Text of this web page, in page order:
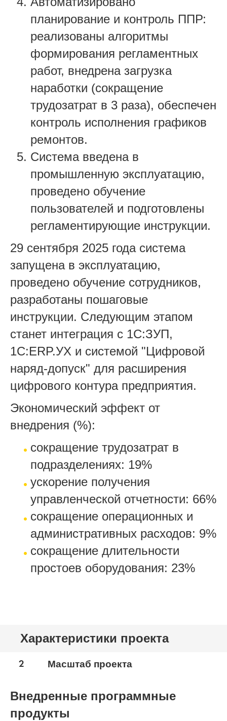
планирование и контроль ППР:
реализованы алгоритмы
формирования регламентных
работ, внедрена загрузка
наработки (сокращение
трудозатрат в 3 раза), обеспечен
контроль исполнения графиков
ремонтов.
Система введена в
промышленную эксплуатацию,
проведено обучение
пользователей и подготовлены
регламентирующие инструкции.
29 сентября 2025 года система
запущена в эксплуатацию,
проведено обучение сотрудников,
разработаны пошаговые
инструкции. Следующим этапом
станет интеграция с 1С:ЗУП,
1С:ERP.УХ и системой "Цифровой
наряд-допуск" для расширения
цифрового контура предприятия.
Экономический эффект от
внедрения (%):
сокращение трудозатрат в
подразделениях: 19%
ускорение получения
управленческой отчетности: 66%
сокращение операционных и
административных расходов: 9%
сокращение длительности
простоев оборудования: 23%
Характеристики проекта
2 Масштаб проекта
Внедренные программные
продукты